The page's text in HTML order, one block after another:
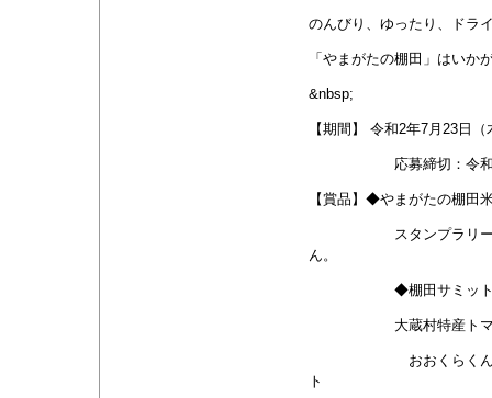
のんびり、ゆったり、ドラ
「やまがたの棚田」はいか
&nbsp;
【期間】 令和2年7月23日
応募締切：令和2年
【賞品】◆やまがたの棚田
スタンプラリ
ん。
◆棚田サミッ
大蔵村特産ト
おおくらくんの水、
ト